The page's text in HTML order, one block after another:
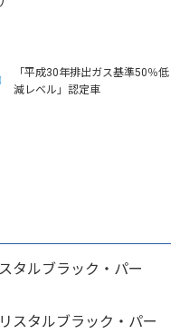
「平成30年排出ガス基準50％低
減レベル」認定車
タルブラック・パー
スタルブラック・パー